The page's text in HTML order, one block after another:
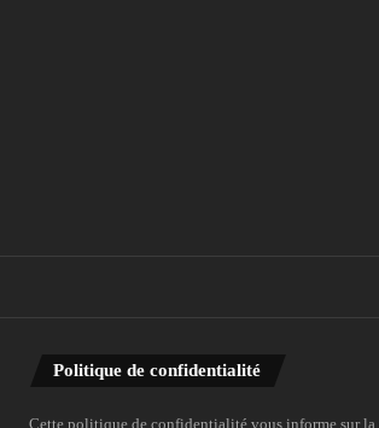
Politique de confidentialité
Cette politique de confidentialité vous informe sur la